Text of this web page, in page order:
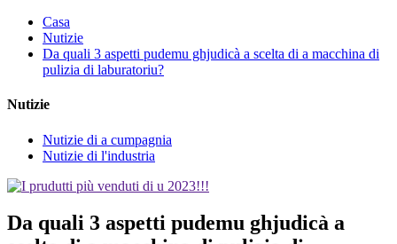
Casa
Nutizie
Da quali 3 aspetti pudemu ghjudicà a scelta di a macchina di
pulizia di laburatoriu?
Nutizie
Nutizie di a cumpagnia
Nutizie di l'industria
Da quali 3 aspetti pudemu ghjudicà a